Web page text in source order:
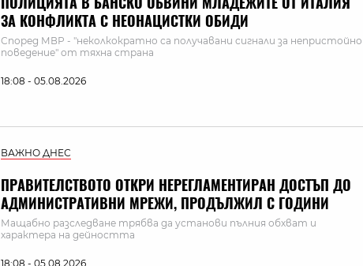
ЗА КОНФЛИКТА С НЕОНАЦИСТКИ ОБИДИ
Според МВР - "неколкократно са получавани сигнали за непристойно
поведение" от тяхна страна
18:08 - 05.08.2026
ВАЖНО ДНЕС
ПРАВИТЕЛСТВОТО ОТКРИ НЕРЕГЛАМЕНТИРАН ДОСТЪП ДО
АДМИНИСТРАТИВНИ МРЕЖИ, ПРОДЪЛЖИЛ С ГОДИНИ
Мащабно разследване трябва да установи пълния обхват и
характера на дейността
18:08 - 05.08.2026